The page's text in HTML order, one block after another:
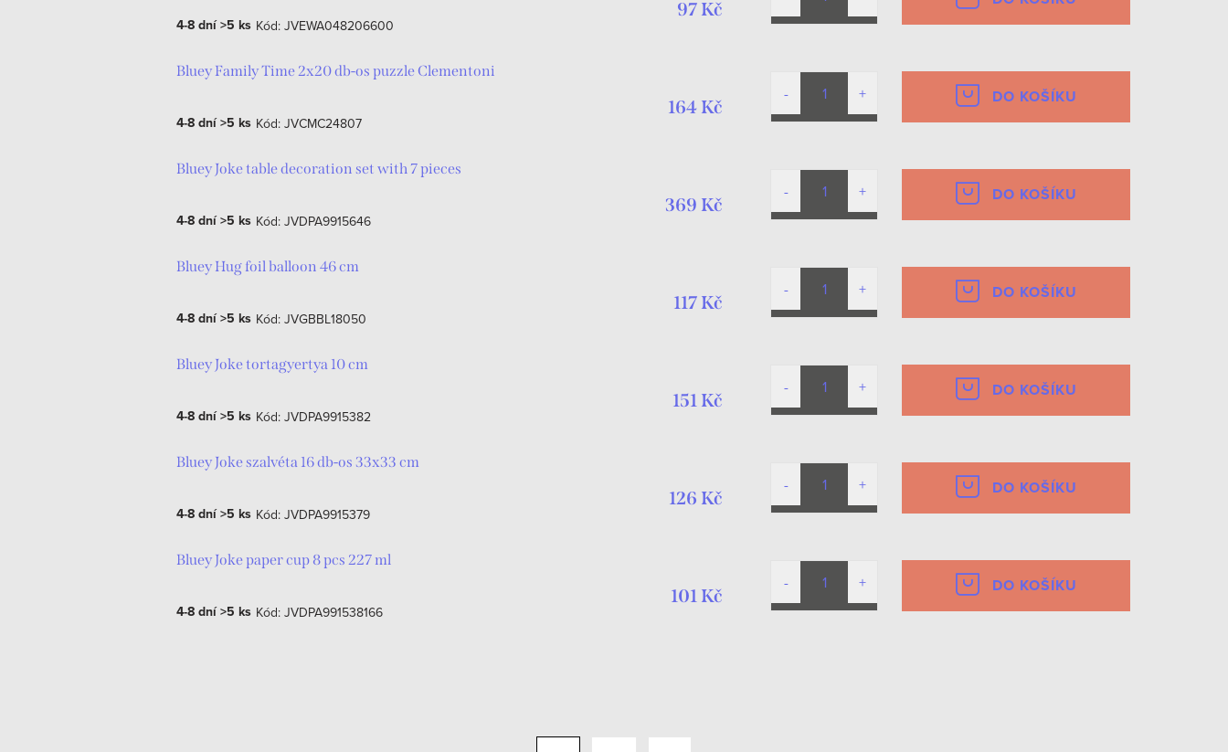
4-8 dní>5 ks Kód: JVEWA048206600
97 Kč
Bluey Family Time 2x20 db-os puzzle Clementoni
4-8 dní>5 ks Kód: JVCMC24807
164 Kč DO KOŠÍKU
Bluey Joke table decoration set with 7 pieces
4-8 dní>5 ks Kód: JVDPA9915646
369 Kč DO KOŠÍKU
Bluey Hug foil balloon 46 cm
4-8 dní>5 ks Kód: JVGBBL18050
117 Kč DO KOŠÍKU
Bluey Joke tortagyertya 10 cm
4-8 dní>5 ks Kód: JVDPA9915382
151 Kč DO KOŠÍKU
Bluey Joke szalvéta 16 db-os 33x33 cm
4-8 dní>5 ks Kód: JVDPA9915379
126 Kč DO KOŠÍKU
Bluey Joke paper cup 8 pcs 227 ml
4-8 dní>5 ks Kód: JVDPA991538166
101 Kč DO KOŠÍKU